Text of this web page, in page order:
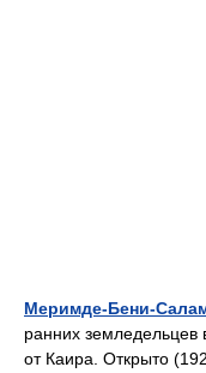
Меримде-Бени-
ранних земледельцев
от Каира. Открыто